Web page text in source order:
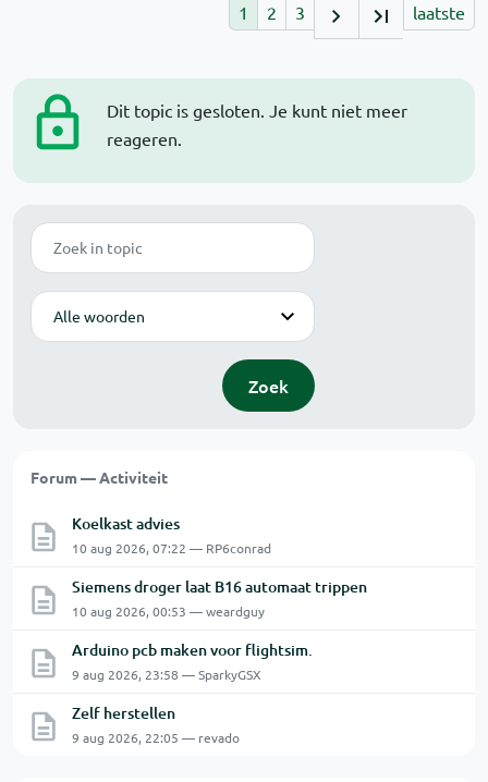
Dit topic is gesloten. Je kunt niet meer
reageren.
Zoek
Modus
Zoek
Forum — Activiteit
Koelkast advies
10 aug 2026, 07:22 — RP6conrad
Siemens droger laat B16 automaat trippen
10 aug 2026, 00:53 — weardguy
Arduino pcb maken voor flightsim.
9 aug 2026, 23:58 — SparkyGSX
Zelf herstellen
9 aug 2026, 22:05 — revado
1 2 3 laatste